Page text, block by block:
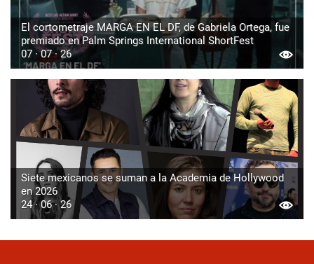
El cortometraje MARGA EN EL DF, de Gabriela Ortega, fue
premiado en Palm Springs International ShortFest
07 · 07 · 26
Siete mexicanos se suman a la Academia de Hollywood
en 2026
24 · 06 · 26